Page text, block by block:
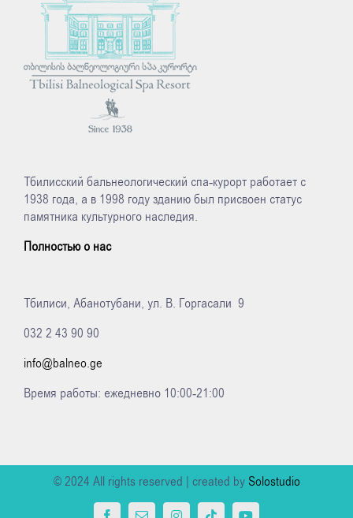
Тбилисский бальнеологический спа-курорт работает с
1938 года, а в 1998 году зданию был присвоен статус
памятника культурного наследия.
Полностью о нас
Тбилиси, Абанотубани, ул. В. Горгасали 9
032 2 43 90 90
info@balneo.ge
Время работы: ежедневно 10:00-21:00
© 2024 All rights reserved | created by Solostudio